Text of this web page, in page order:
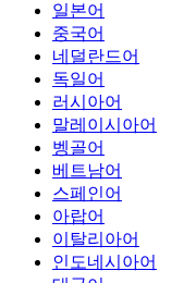
일본어
중국어
네덜란드어
독일어
러시아어
말레이시아어
벵골어
베트남어
스페인어
아랍어
이탈리아어
인도네시아어